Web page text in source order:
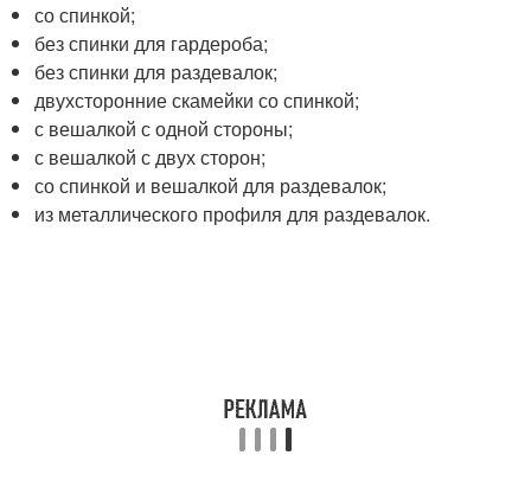
со спинкой;
без спинки для гардероба;
без спинки для раздевалок;
двухсторонние скамейки со спинкой;
с вешалкой с одной стороны;
с вешалкой с двух сторон;
со спинкой и вешалкой для раздевалок;
из металлического профиля для раздевалок.